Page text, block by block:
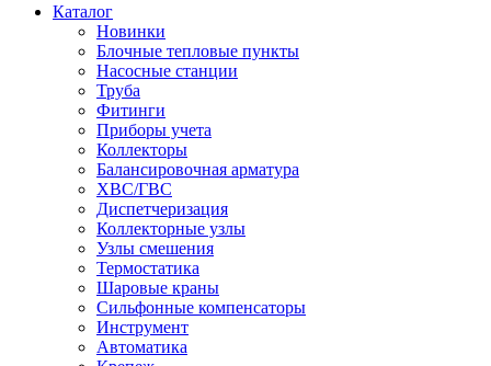
Каталог
Новинки
Блочные тепловые пункты
Насосные станции
Труба
Фитинги
Приборы учета
Коллекторы
Балансировочная арматура
ХВС/ГВС
Диспетчеризация
Коллекторные узлы
Узлы смешения
Термостатика
Шаровые краны
Сильфонные компенсаторы
Инструмент
Автоматика